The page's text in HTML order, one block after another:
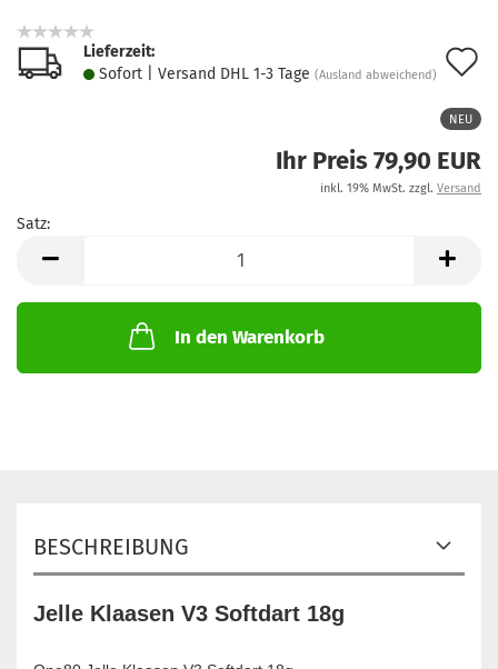
Lieferzeit:
Sofort | Versand DHL 1-3 Tage (Ausland abweichend)
NEU
Ihr Preis 79,90 EUR
inkl. 19% MwSt. zzgl. Versand
Satz:
In den Warenkorb
BESCHREIBUNG
Jelle Klaasen V3 Softdart 18g